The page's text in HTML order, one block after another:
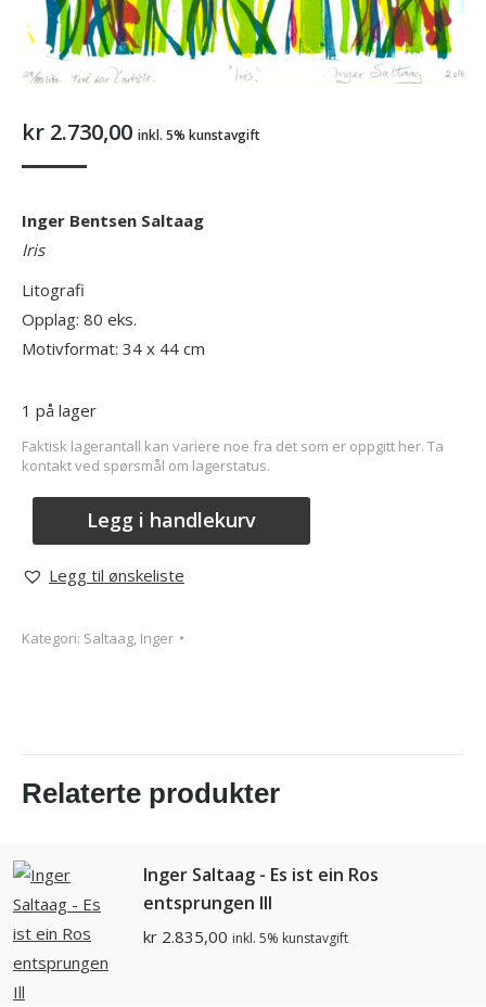
kr 2.730,00 inkl. 5% kunstavgift
Inger Bentsen Saltaag
Iris
Litografi
Opplag: 80 eks.
Motivformat: 34 x 44 cm
1 på lager
Faktisk lagerantall kan variere noe fra det som er oppgitt her. Ta
kontakt ved spørsmål om lagerstatus.
Legg i handlekurv
Legg til ønskeliste
Kategori: Saltaag, Inger
Relaterte produkter
Inger Saltaag - Es ist ein Ros
entsprungen Ill
kr 2.835,00 inkl. 5% kunstavgift